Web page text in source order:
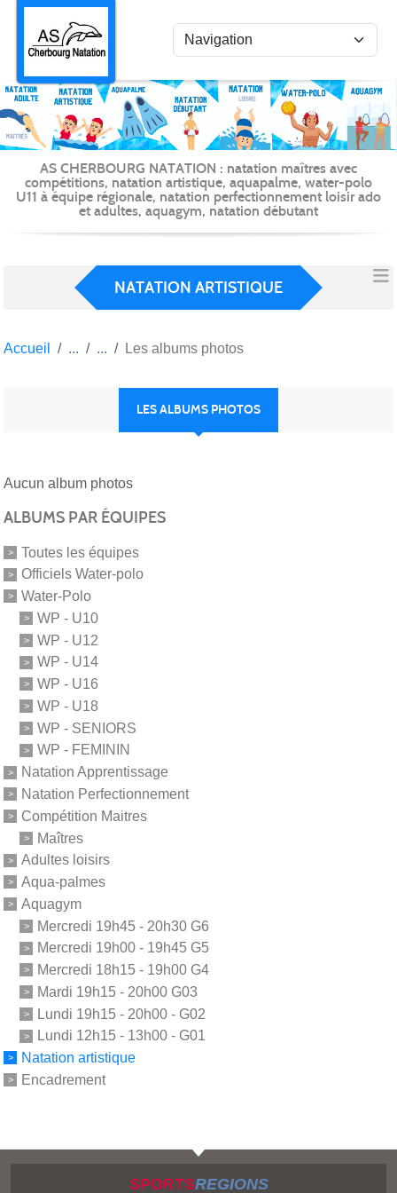
AS CHERBOURG NATATION : natation maîtres avec
compétitions, natation artistique, aquapalme, water-polo
U11 à équipe régionale, natation perfectionnement loisir ado
et adultes, aquagym, natation débutant
NATATION ARTISTIQUE
Accueil Les albums photos
LES ALBUMS PHOTOS
Aucun album photos
ALBUMS PAR ÉQUIPES
Toutes les équipes
Officiels Water-polo
Water-Polo
WP - U10
WP - U12
WP - U14
WP - U16
WP - U18
WP - SENIORS
WP - FEMININ
Natation Apprentissage
Natation Perfectionnement
Compétition Maitres
Maîtres
Adultes loisirs
Aqua-palmes
Aquagym
Mercredi 19h45 - 20h30 G6
Mercredi 19h00 - 19h45 G5
Mercredi 18h15 - 19h00 G4
Mardi 19h15 - 20h00 G03
Lundi 19h15 - 20h00 - G02
Lundi 12h15 - 13h00 - G01
Natation artistique
Encadrement
SPORTSREGIONS
Panneau de gestion des cookies